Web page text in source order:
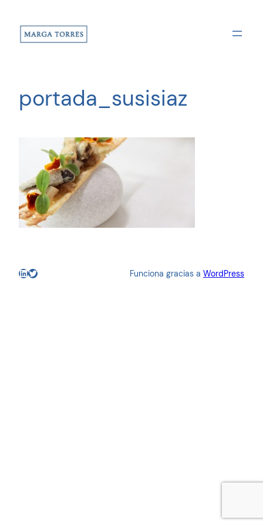
contenido
portada_susisiaz
LinkedIn
Twitter Funciona gracias a WordPress